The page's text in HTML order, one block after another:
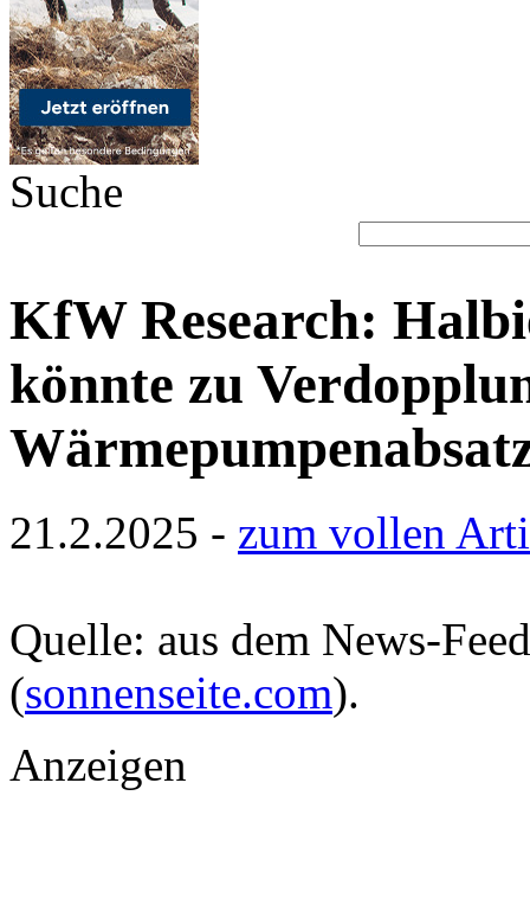
Suche
KfW Research:
könnte zu
21.2.2025 - zum vollen
Quelle: aus dem News-
(sonnenseite.com).
Anzeigen